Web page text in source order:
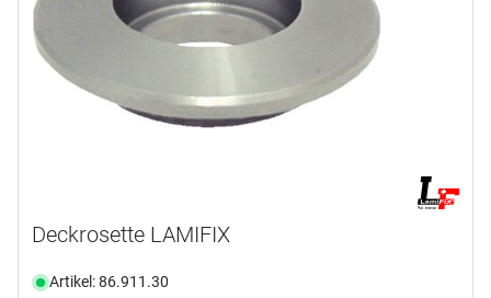
Deckrosette LAMIFIX
Artikel: 86.911.30